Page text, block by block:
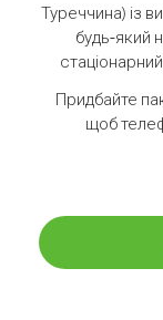
Туреччина) із
будь-який
Придбайте
щоб